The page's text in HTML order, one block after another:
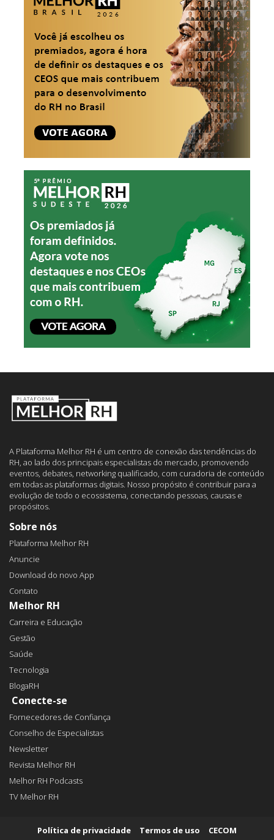
A Plataforma Melhor RH é um centro de conexão das tendências do
RH, ao lado dos principais especialistas do mercado, promovendo
eventos, debates, networking qualificado, com curadoria de conteúdo
em todas as plataformas digitais. Nosso propósito é contribuir para a
evolução de todo o ecossistema, conectando pessoas, causas e
propósitos.
Sobre nós
Plataforma Melhor RH
Anuncie
Download do novo App
Contato
Melhor RH
Carreira e Educação
Gestão
Saúde
Tecnologia
BlogaRH
Conecte-se
Fornecedores de Confiança
Conselho de Especialistas
Newsletter
Revista Melhor RH
Melhor RH Podcasts
TV Melhor RH
Política de privacidade Termos de uso CECOM